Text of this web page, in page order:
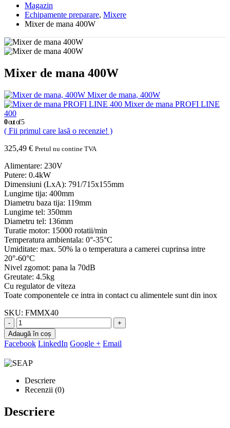
Magazin
Echipamente preparare, Mixere
Mixer de mana 400W
Mixer de mana 400W
Mixer de mana, 400W
Mixer de mana PROFI LINE
400
0out of 5
( Fii primul care lasă o recenzie! )
325,49 € Pretul nu contine TVA
Alimentare: 230V
Putere: 0.4kW
Dimensiuni (LxA): 791/715x155mm
Lungime tija: 400mm
Diametru baza tija: 119mm
Lungime tel: 350mm
Diametru tel: 136mm
Turatie motor: 15000 rotatii/min
Temperatura ambientala: 0°-35°C
Umiditate: max. 50% la o temperatura a camerei cuprinsa intre
20°-60°C
Nivel zgomot: pana la 70dB
Greutate: 4.5kg
Cu regulator de viteza
Toate componentele ce intra in contact cu alimentele sunt din inox
SKU: FMMX40
-
+
Adaugă în coș
Facebook LinkedIn Google + Email
Descriere
Recenzii (0)
Descriere